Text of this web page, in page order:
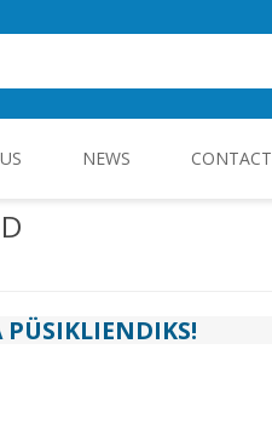
NEWS CONTACT
PÜSIKLIENDIKS!